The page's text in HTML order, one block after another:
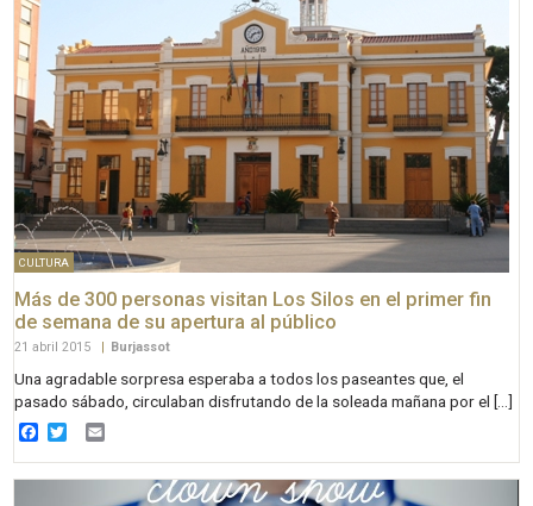
CULTURA
Más de 300 personas visitan Los Silos en el primer fin
de semana de su apertura al público
21 abril 2015 | Burjassot
Una agradable sorpresa esperaba a todos los paseantes que, el
pasado sábado, circulaban disfrutando de la soleada mañana por el […]
Facebook
Twitter